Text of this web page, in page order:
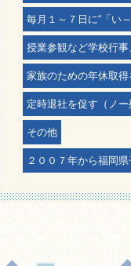
毎月１～７日に“「い
授業参観など学校行
家族のための年休取得
定時退社を促す（ノ
その他
２００７年から福岡